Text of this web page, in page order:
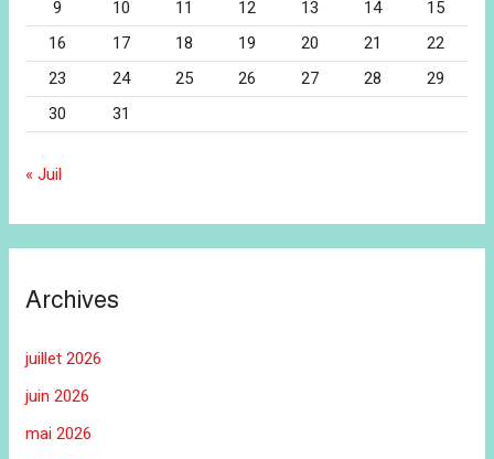
9
10 11 12 13 14
15
16
17 18 19 20 21
22
23
24 25 26 27 28
29
30
31
« Juil
Archives
juillet 2026
juin 2026
mai 2026